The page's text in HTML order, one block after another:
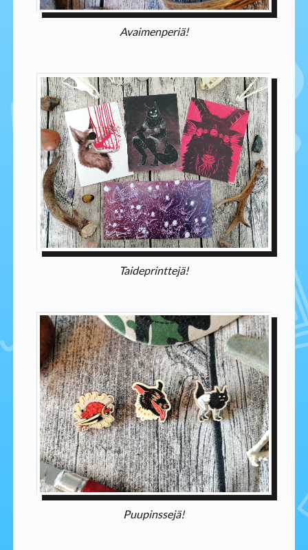
Avaimenperiä!
Taideprinttejä!
Puupinssejä!